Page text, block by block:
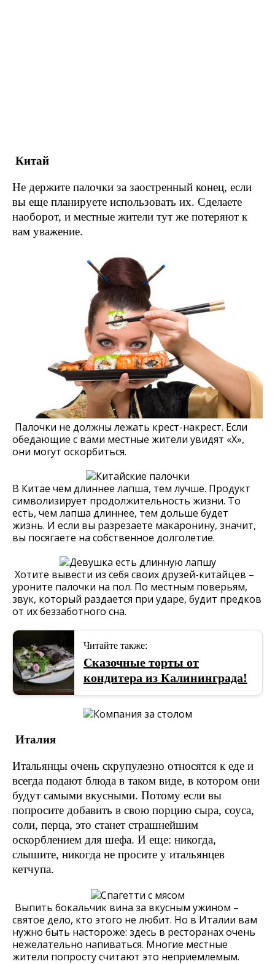
Китай
Не держите палочки за заостренный конец, если
вы еще планируете использовать их. Сделаете
наоборот, и местные жители тут же потеряют к
вам уважение.
Палочки не должны лежать крест-накрест. Если
обедающие с вами местные жители увидят «Х»,
они могут оскорбиться.
В Китае чем длиннее лапша, тем лучше. Продукт
символизирует продолжительность жизни. То
есть, чем лапша длиннее, тем дольше будет
жизнь. И если вы разрезаете макаронину, значит,
вы посягаете на собственное долголетие.
Хотите вывести из себя своих друзей-китайцев –
уроните палочки на пол. По местным поверьям,
звук, который раздается при ударе, будит предков
от их беззаботного сна.
Читайте также:
Сказочные торты от
кондитера из Калининграда!
Италия
Итальянцы очень скрупулезно относятся к еде и
всегда подают блюда в таком виде, в котором они
будут самыми вкусными. Потому если вы
попросите добавить в свою порцию сыра, соуса,
соли, перца, это станет страшнейшим
оскорблением для шефа. И еще: никогда,
слышите, никогда не просите у итальянцев
кетчупа.
Выпить бокальчик вина за вкусным ужином –
святое дело, кто этого не любит. Но в Италии вам
нужно быть настороже: здесь в ресторанах очень
нежелательно напиваться. Многие местные
жители попросту считают это неприемлемым.